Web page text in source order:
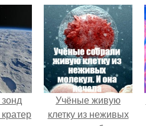
точно попадает в
отверстие нижней
трубы.
Учёные живую
клетку из неживых